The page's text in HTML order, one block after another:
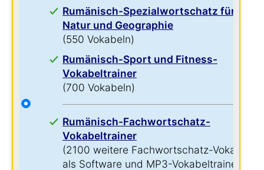
Rumänisch-Spezialwortschatz für
Natur und Geographie
(550 Vokabeln)
Rumänisch-Sport und Fitness-
Vokabeltrainer
(700 Vokabeln)
Rumänisch-Fachwortschatz-
Vokabeltrainer
(2100 weitere Fachwortschatz-Vokabeln
als Software und MP3-Vokabeltrainer)